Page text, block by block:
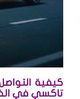
كيفية
تاكسي في